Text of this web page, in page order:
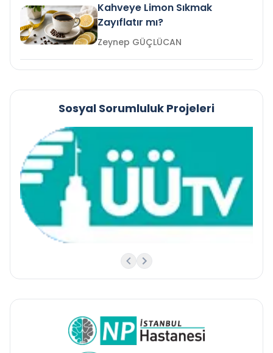
Kahveye Limon Sıkmak
Zayıflatır mı?
Zeynep GÜÇLÜCAN
Sosyal Sorumluluk Projeleri